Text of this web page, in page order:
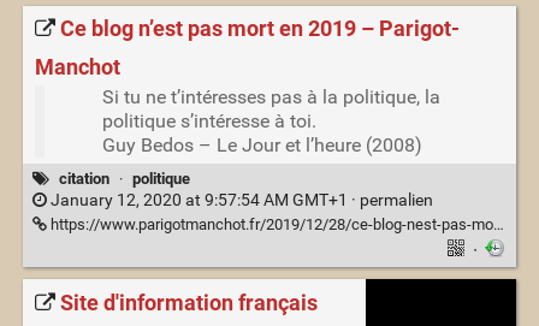
Ce blog n’est pas mort en 2019 – Parigot-
Manchot
Si tu ne t’intéresses pas à la politique, la
politique s’intéresse à toi.
Guy Bedos – Le Jour et l’heure (2008)
citation · politique
January 12, 2020 at 9:57:54 AM GMT+1 · permalien
https://www.parigotmanchot.fr/2019/12/28/ce-blog-nest-pas-mort-en-2019/
·
Site d'information français